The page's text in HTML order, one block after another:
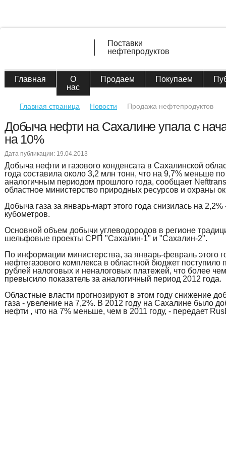
Поставки
нефтепродуктов
Главная
О
нас
Продаем Покупаем
Главная страница Новости Продажа нефтепродуктов
Добыча нефти на Сахалине упала с
на 10%
Дата публикации: 19.04.2013
Добыча нефти и газового конденсата в Сахалинской
года составила около 3,2 млн тонн, что на 9,7% меньше
аналогичным периодом прошлого года, сообщает
областное министерство природных ресурсов и охраны
Добыча газа за январь-март этого года снизилась на
кубометров.
Основной объем добычи углеводородов в регионе
шельфовые проекты СРП "Сахалин-1" и "Сахалин-2".
По информации министерства, за январь-февраль этого
нефтегазового комплекса в областной бюджет поступило
рублей налоговых и неналоговых платежей, что более
превысило показатель за аналогичный период 2012 года.
Областные власти прогнозируют в этом году снижение
газа - увеление на 7,2%. В 2012 году на Сахалине было
нефти , что на 7% меньше, чем в 2011 году, - передает